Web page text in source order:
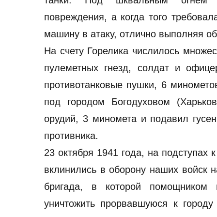
повреждения, а когда того
машину в атаку, отлично выполняя
На счету Горелика числилось
пулеметных гнезд, солдат и
противотанковые пушки, 6
под городом Богодуховом
орудий, 3 миномета и подавил
противника.
23 октября 1941 года, на подступах
вклинились в оборону наших войск
бригада, в которой помощником
уничтожить прорвавшуюся к